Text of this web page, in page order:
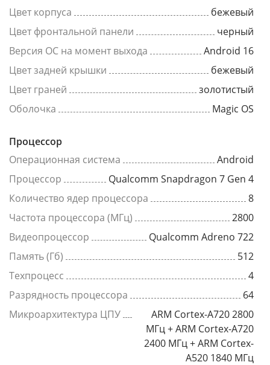
Цвет корпуса
бежевый
Цвет фронтальной панели
черный
Версия ОС на момент выхода
Android 16
Цвет задней крышки
бежевый
Цвет граней
золотистый
Оболочка
Magic OS
Процессор
Операционная система
Android
Процессор
Qualcomm Snapdragon 7 Gen 4
Количество ядер процессора
8
Частота процессора (МГц)
2800
Видеопроцессор
Qualcomm Adreno 722
Память (Гб)
512
Техпроцесс
4
Разрядность процессора
64
Микроархитектура ЦПУ
ARM Cortex-A720 2800
МГц + ARM Cortex-A720
2400 МГц + ARM Cortex-
A520 1840 МГц